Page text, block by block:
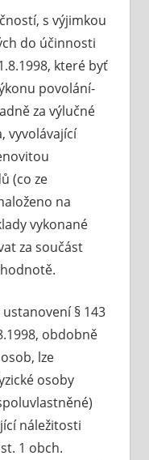
s výjimkou
do účinnosti
které byť
povolání-
za výlučné
vyvolávající
(co ze
na
vykonané
za součást
§ 143
obdobně
lze
osoby
náležitosti
1 obch.